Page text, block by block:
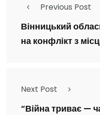
Previous Post
Вінницький
на конфлікт з
Next Post
“Війна триває —